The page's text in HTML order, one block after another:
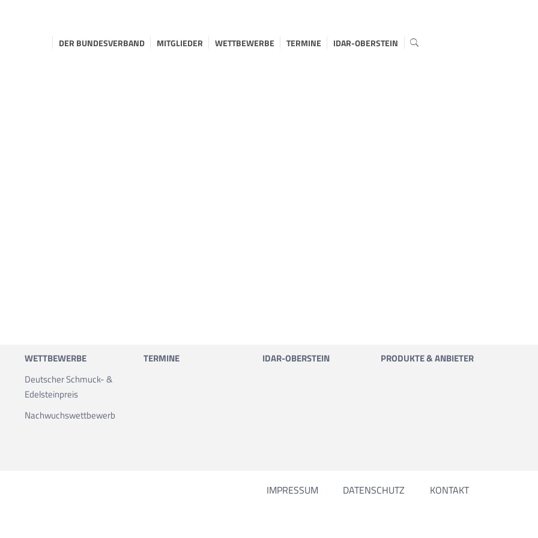
DER BUNDESVERBAND MITGLIEDER WETTBEWERBE TERMINE IDAR-OBERSTEIN
WETTBEWERBE
Deutscher Schmuck- &
Edelstein­preis
Nachwuchs­wettbewerb
TERMINE IDAR-OBERSTEIN PRODUKTE & ANBIETER
IMPRESSUM DATENSCHUTZ KONTAKT